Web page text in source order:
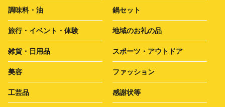
調味料・油 鍋セット
旅行・イベント・体験 地域のお礼の品
雑貨・日用品 スポーツ・アウトドア
美容 ファッション
工芸品 感謝状等